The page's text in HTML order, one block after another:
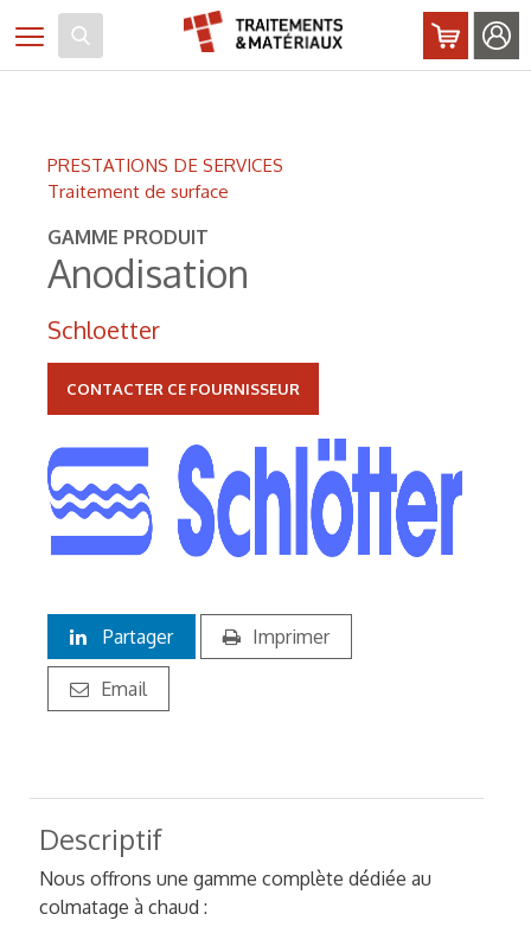
Toggle navigation
PRESTATIONS DE SERVICES
Traitement de surface
GAMME PRODUIT
Anodisation
Schloetter
CONTACTER CE FOURNISSEUR
Partager Imprimer
Email
Descriptif
Nous offrons une gamme complète dédiée au
colmatage à chaud :
Panneau de gestion des cookies